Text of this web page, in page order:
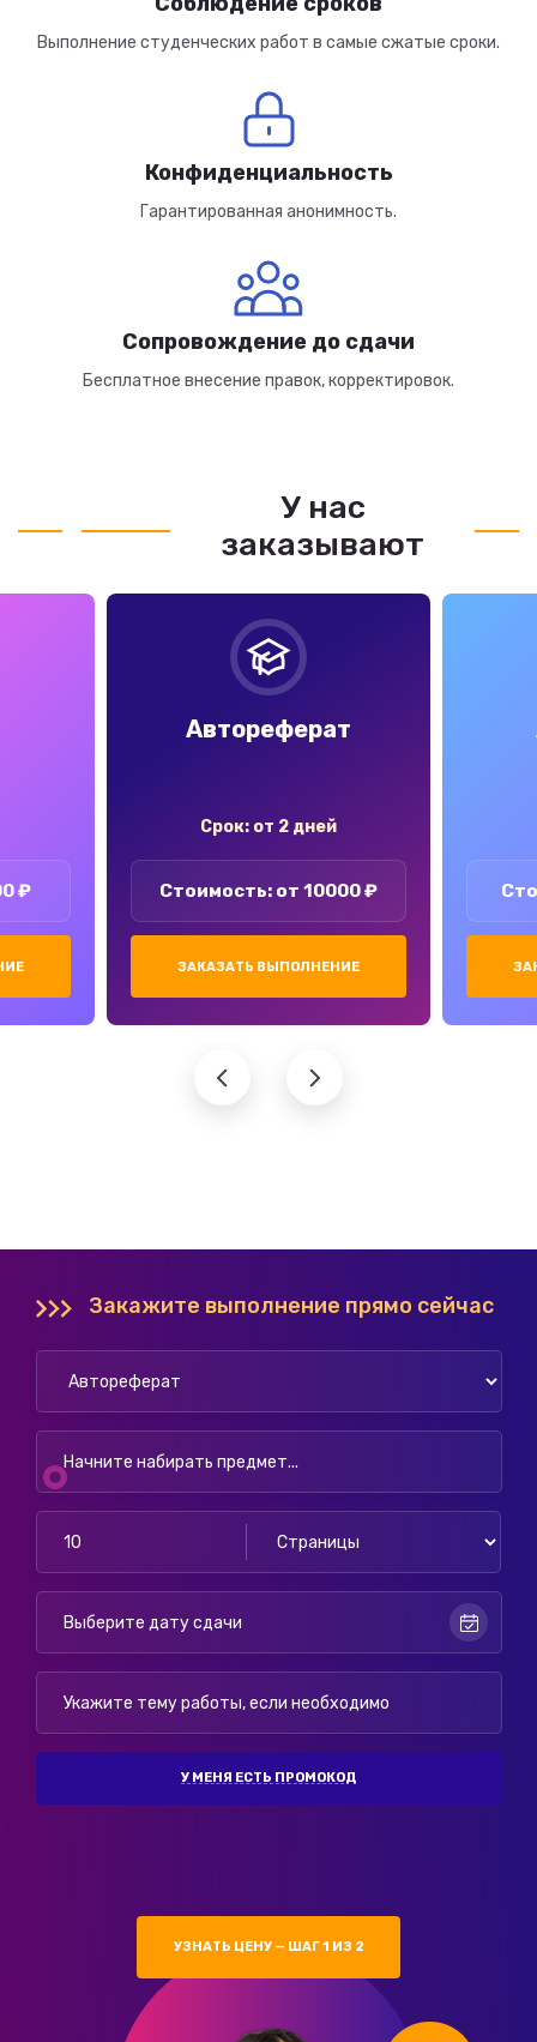
Выполнение студенческих работ в самые сжатые сроки.
Конфиденциальность
Гарантированная анонимность.
Сопровождение до сдачи
Бесплатное внесение правок, корректировок.
У нас
заказывают
₽
Автореферат
Срок: от 2 дней
Стоимость: от 10000 ₽
ЗАКАЗАТЬ ВЫПОЛНЕНИЕ
Закажите выполнение прямо сейчас
У МЕНЯ ЕСТЬ ПРОМОКОД
УЗНАТЬ ЦЕНУ — ШАГ 1 ИЗ 2